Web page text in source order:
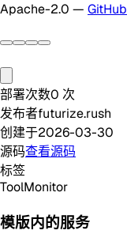
Apache-2.0 — GitHub
部署次数0 次
发布者futurize.rush
创建于2026-03-30
源码查看源码
标签
ToolMonitor
模版内的服务